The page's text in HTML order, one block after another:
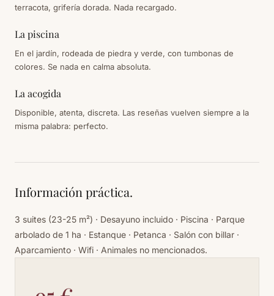
terracota, grifería dorada. Nada recargado.
La piscina
En el jardín, rodeada de piedra y verde, con tumbonas de
colores. Se nada en calma absoluta.
La acogida
Disponible, atenta, discreta. Las reseñas vuelven siempre a la
misma palabra: perfecto.
Información práctica.
3 suites (23-25 m²) · Desayuno incluido · Piscina · Parque
arbolado de 1 ha · Estanque · Petanca · Salón con billar ·
Aparcamiento · Wifi · Animales no mencionados.